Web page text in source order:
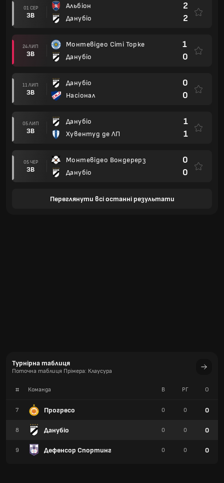
01 СЕР
ЗВ
Альбіон
Данубіо
2
2
24 ЛИП
ЗВ
Монтевідео Сіті Торке
Данубіо
1
0
11 ЛИП
ЗВ
Данубіо
Насіонал
0
0
05 ЛИП
ЗВ
Данубіо
Хувентуд де ЛП
1
1
05 ЧЕР
ЗВ
Монтевідео Вондерерз
Данубіо
0
0
Переглянути всі останні результати
Турнірна таблиця
Поточна таблиця Прімера: Клаусура
# Команда
7 Прогресо
8 Данубіо
9 Дефенсор Спортинг
В РГ О
0 0 0
0 0 0
0 0 0